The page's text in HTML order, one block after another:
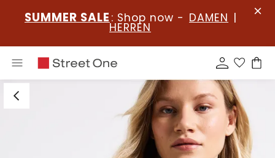
SUMMER SALE : Shop now - DAMEN |
HERREN